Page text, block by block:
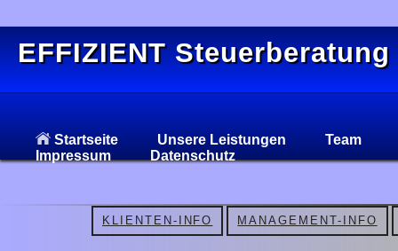
EFFIZIENT Steuerberatung
Startseite Unsere Leistungen
Team
Impressum
Datenschutz
KLIENTEN-INFO MANAGEMENT-INFO